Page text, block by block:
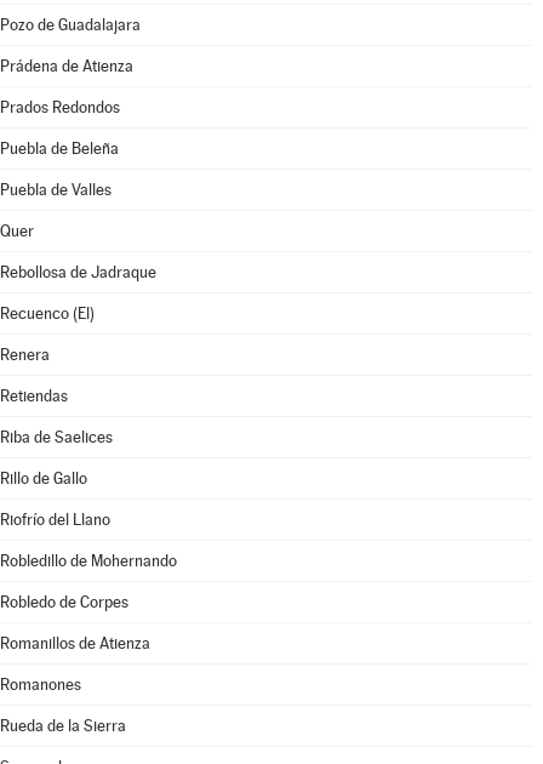
Pozo de Guadalajara
Prádena de Atienza
Prados Redondos
Puebla de Beleña
Puebla de Valles
Quer
Rebollosa de Jadraque
Recuenco (El)
Renera
Retiendas
Riba de Saelices
Rillo de Gallo
Riofrío del Llano
Robledillo de Mohernando
Robledo de Corpes
Romanillos de Atienza
Romanones
Rueda de la Sierra